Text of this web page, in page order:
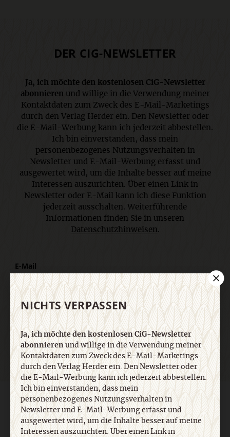
DER CIG-NEWSLETTER
Ja, ich möchte den kostenlosen CiG-Newsletter
abonnieren und willige in die Verwendung meiner
Kontaktdaten zum Zweck des E-Mail-Marketings
durch den Verlag Herder ein. Den Newsletter oder
die E-Mail-Werbung kann ich jederzeit abbestellen.
Ich bin einverstanden, dass mein
personenbezogenes Nutzungsverhalten in
Newsletter und E-Mail-Werbung erfasst und
ausgewertet wird, um die Inhalte besser auf meine
Interessen auszurichten. Über einen Link in
Newsletter oder E-Mail kann ich diese Funktion
jederzeit ausschalten. Weiterführende
Informationen finden Sie in unseren
Datenschutzhinweisen .
E-Mail
Jetzt anmelden
AGB und Widerrufsbelehrung Datenschutz
Barrierefreiheit
Impressum
NICHTS VERPASSEN
Ja, ich möchte den kostenlosen CiG-Newsletter
abonnierenund willige in die Verwendung meiner
Kontaktdaten zum Zweck des E-Mail-Marketings
durch den Verlag Herder ein. Den Newsletter oder
die E-Mail-Werbung kann ich jederzeit abbestellen.
Ich bin einverstanden, dass mein
personenbezogenes Nutzungsverhalten in
Newsletter und E-Mail-Werbung erfasst und
ausgewertet wird, um die Inhalte besser auf meine
Interessen auszurichten. Über einen Link in